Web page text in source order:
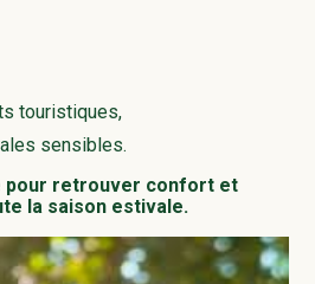
touristiques,
sensibles.
pour retrouver confort et
la saison estivale.